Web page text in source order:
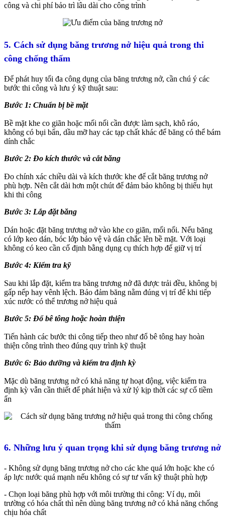
công và chi phí bảo trì lâu dài cho công trình
5. Cách sử dụng băng trương nở hiệu quả trong thi
công chống thấm
Để phát huy tối đa công dụng của băng trương nở, cần chú ý các
bước thi công và lưu ý kỹ thuật sau:
Bước 1: Chuẩn bị bề mặt
Bề mặt khe co giãn hoặc mối nối cần được làm sạch, khô ráo,
không có bụi bẩn, dầu mỡ hay các tạp chất khác để băng có thể bám
dính chắc
Bước 2: Đo kích thước và cắt băng
Đo chính xác chiều dài và kích thước khe để cắt băng trương nở
phù hợp. Nên cắt dài hơn một chút để đảm bảo không bị thiếu hụt
khi thi công
Bước 3: Lắp đặt băng
Dán hoặc đặt băng trương nở vào khe co giãn, mối nối. Nếu băng
có lớp keo dán, bóc lớp bảo vệ và dán chắc lên bề mặt. Với loại
không có keo cần cố định bằng dụng cụ thích hợp để giữ vị trí
Bước 4: Kiểm tra kỹ
Sau khi lắp đặt, kiểm tra băng trương nở đã được trải đều, không bị
gấp nếp hay vênh lệch. Bảo đảm băng nằm đúng vị trí để khi tiếp
xúc nước có thể trương nở hiệu quả
Bước 5: Đổ bê tông hoặc hoàn thiện
Tiến hành các bước thi công tiếp theo như đổ bê tông hay hoàn
thiện công trình theo đúng quy trình kỹ thuật
Bước 6: Bảo dưỡng và kiểm tra định kỳ
Mặc dù băng trương nở có khả năng tự hoạt động, việc kiểm tra
định kỳ vẫn cần thiết để phát hiện và xử lý kịp thời các sự cố tiềm
ẩn
6. Những lưu ý quan trọng khi sử dụng băng trương nở
- Không sử dụng băng trương nở cho các khe quá lớn hoặc khe có
áp lực nước quá mạnh nếu không có sự tư vấn kỹ thuật phù hợp
- Chọn loại băng phù hợp với môi trường thi công: Ví dụ, môi
trường có hóa chất thì nên dùng băng trương nở có khả năng chống
chịu hóa chất